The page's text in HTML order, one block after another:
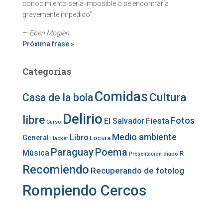
conocimiento sería imposible o se encontraría
gravemente impedido”
— Eben Moglen
Próxima frase »
Categorías
Casa de la bolaComidasCultura
libre Curso Delirio El Salvador Fiesta Fotos
General Hacker Libro Locura Medio ambiente
Música ParaguayPoema Presentación diapo R
Recomiendo Recuperando de fotolog
Rompiendo Cercos